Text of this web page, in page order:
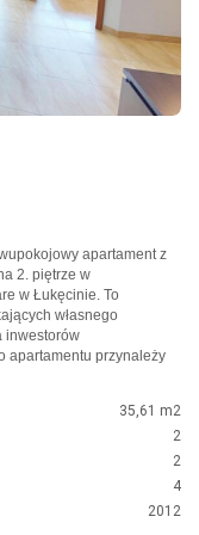
apartament z
2. piętrze w
w Łukęcinie. To
własnego
inwestorów
apartamentu przynależy
35,61 m2
2
2
4
2012